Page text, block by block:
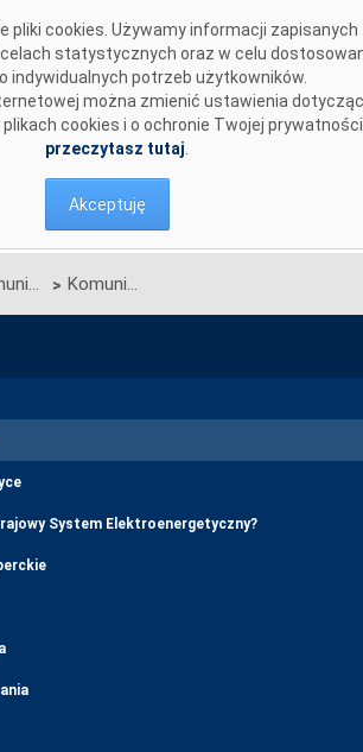
pliki cookies. Używamy informacji zapisanych
statystycznych oraz w celu
indywidualnych potrzeb użytkowników.
można zmienić ustawienia
plikach cookies i o ochronie Twojej prywatności
przeczytasz tutaj
Akceptuję
Komunikaty OSP > Komunikat w sprawie rozpoczęcia procesu jednostronnego przetargu miesięcznego na zdolności przesyłowe połączenia PSE S.A. i NEK UKRENERGO na LUTY 2019 r.
System Elektroenergetyczny?